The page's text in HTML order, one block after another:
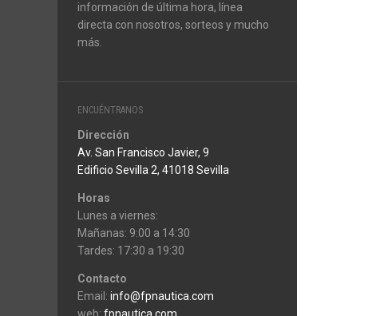
información de última hora, línea
directa con nosotros, sorteos y mucho
más.
ENCUÉNTRANOS
Dirección
Av. San Francisco Javier, 9
Edificio Sevilla 2, 41018 Sevilla
Horas
Lunes a viernes:
Mañanas: 9:00 a 14:30
Tardes: 17:30 a 19:30
Contacto
Email: info@fpnautica.com